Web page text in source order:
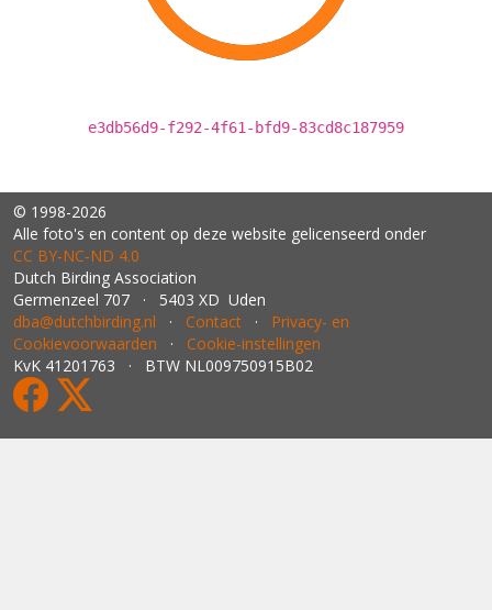
e3db56d9-f292-4f61-bfd9-83cd8c187959
© 1998-2026
Alle foto's en content op deze website gelicenseerd onder
CC BY‑NC‑ND 4.0
Dutch Birding Association
Germenzeel 707 · 5403 XD Uden
dba@dutchbirding.nl · Contact · Privacy- en
Cookievoorwaarden · Cookie-instellingen
KvK 41201763 · BTW NL009750915B02